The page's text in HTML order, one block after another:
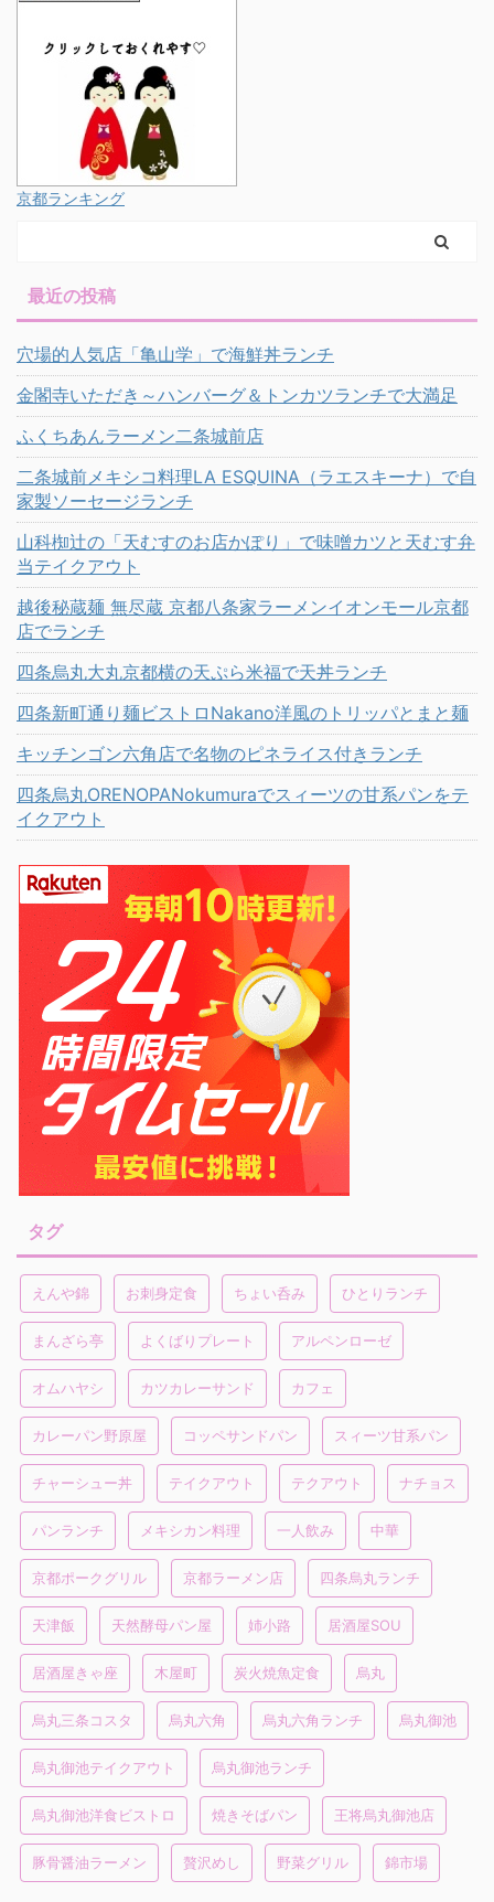
京都ランキング
最近の投稿
穴場的人気店「亀山学」で海鮮丼ランチ
金閣寺いただき～ハンバーグ＆トンカツランチで大満足
ふくちあんラーメン二条城前店
二条城前メキシコ料理LA ESQUINA（ラエスキーナ）で自
家製ソーセージランチ
山科椥辻の「天むすのお店かぽり」で味噌カツと天むす弁
当テイクアウト
越後秘蔵麺 無尽蔵 京都八条家ラーメンイオンモール京都
店でランチ
四条烏丸大丸京都横の天ぷら米福で天丼ランチ
四条新町通り麺ビストロNakano洋風のトリッパとまと麺
キッチンゴン六角店で名物のピネライス付きランチ
四条烏丸ORENOPANokumuraでスィーツの甘系パンをテ
イクアウト
タグ
えんや錦 お刺身定食 ちょい呑み ひとりランチ
まんざら亭 よくばりプレート アルペンローゼ
オムハヤシ カツカレーサンド カフェ
カレーパン野原屋 コッペサンドパン スィーツ甘系パン
チャーシュー丼 テイクアウト テクアウト ナチョス
パンランチ メキシカン料理 一人飲み 中華
京都ポークグリル 京都ラーメン店 四条烏丸ランチ
天津飯 天然酵母パン屋 姉小路 居酒屋SOU
居酒屋きゃ座 木屋町 炭火焼魚定食 烏丸
烏丸三条コスタ 烏丸六角 烏丸六角ランチ 烏丸御池
烏丸御池テイクアウト 烏丸御池ランチ
烏丸御池洋食ビストロ 焼きそばパン 王将烏丸御池店
豚骨醤油ラーメン 贅沢めし 野菜グリル 錦市場